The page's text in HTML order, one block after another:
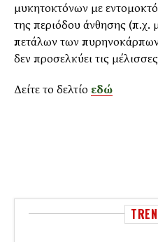
μυκητοκτόνων με
της περιόδου άνθησης (π.χ.
πετάλων των
δεν προσελκύει τις
Δείτε το δελτίο εδώ